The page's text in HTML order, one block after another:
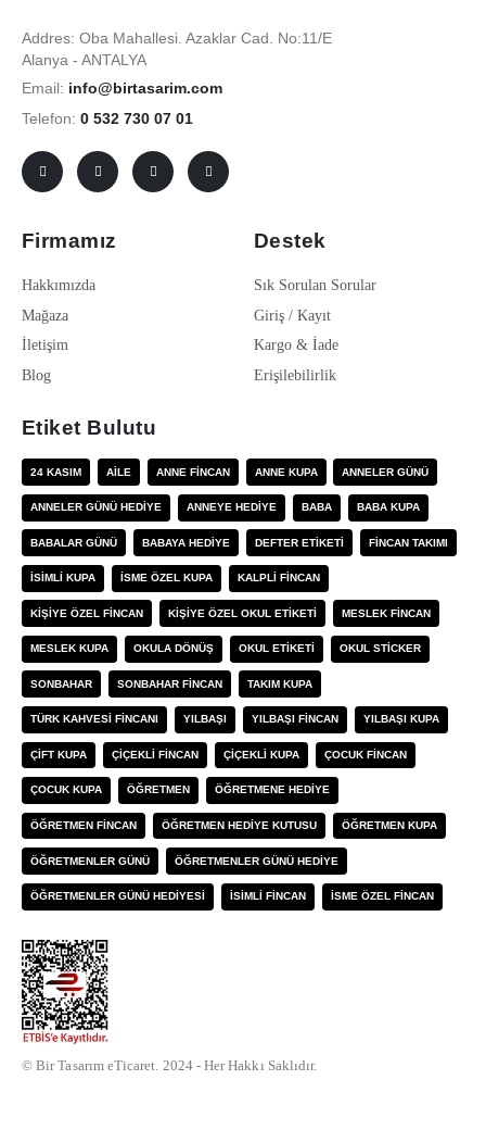
Addres: Oba Mahallesi. Azaklar Cad. No:11/E
Alanya - ANTALYA
Email: info@birtasarim.com
Telefon: 0 532 730 07 01
Firmamız
Hakkımızda
Mağaza
İletişim
Blog
Destek
Sık Sorulan Sorular
Giriş / Kayıt
Kargo & İade
Erişilebilirlik
Etiket Bulutu
24 KASIM AILE ANNE FINCAN ANNE KUPA ANNELER GÜNÜ
ANNELER GÜNÜ HEDIYE ANNEYE HEDIYE BABA BABA KUPA
BABALAR GÜNÜ BABAYA HEDIYE DEFTER ETIKETI FINCAN TAKIMI
ISIMLI KUPA ISME ÖZEL KUPA KALPLI FINCAN
KIŞIYE ÖZEL FINCAN KIŞIYE ÖZEL OKUL ETIKETI MESLEK FINCAN
MESLEK KUPA OKULA DÖNÜŞ OKUL ETIKETI OKUL STICKER
SONBAHAR SONBAHAR FINCAN TAKIM KUPA
TÜRK KAHVESI FINCANI YILBAŞI YILBAŞI FINCAN YILBAŞI KUPA
ÇIFT KUPA ÇIÇEKLI FINCAN ÇIÇEKLI KUPA ÇOCUK FINCAN
ÇOCUK KUPA ÖĞRETMEN ÖĞRETMENE HEDIYE
ÖĞRETMEN FINCAN ÖĞRETMEN HEDIYE KUTUSU ÖĞRETMEN KUPA
ÖĞRETMENLER GÜNÜ ÖĞRETMENLER GÜNÜ HEDIYE
ÖĞRETMENLER GÜNÜ HEDIYESI İSIMLI FINCAN İSME ÖZEL FINCAN
© Bir Tasarım eTicaret. 2024 - Her Hakkı Saklıdır.